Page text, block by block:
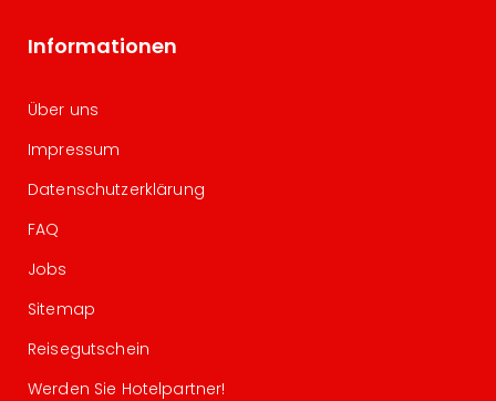
Informationen
Über uns
Impressum
Datenschutzerklärung
FAQ
Jobs
Sitemap
Reisegutschein
Werden Sie Hotelpartner!